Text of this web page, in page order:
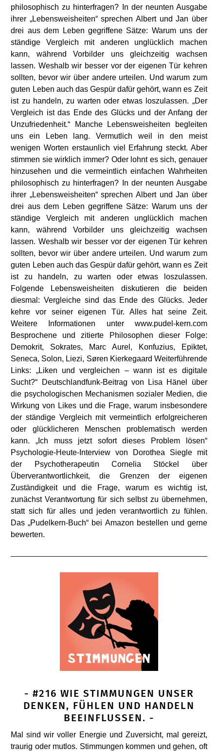
philosophisch zu hinterfragen? In der neunten Ausgabe
ihrer „Lebensweisheiten“ sprechen Albert und Jan über
drei aus dem Leben gegriffene Sätze: Warum uns der
ständige Vergleich mit anderen unglücklich machen
kann, während Vorbilder uns gleichzeitig wachsen
lassen. Weshalb wir besser vor der eigenen Tür kehren
sollten, bevor wir über andere urteilen. Und warum zum
guten Leben auch das Gespür dafür gehört, wann es Zeit
ist zu handeln, zu warten oder etwas loszulassen. „Der
Vergleich ist das Ende des Glücks und der Anfang der
Unzufriedenheit.“ Manche Lebensweisheiten begleiten
uns ein Leben lang. Vermutlich weil in den meist
wenigen Worten erstaunlich viel Erfahrung steckt. Aber
stimmen sie wirklich immer? Oder lohnt es sich, genauer
hinzusehen und die vermeintlich einfachen Wahrheiten
philosophisch zu hinterfragen? In der neunten Ausgabe
ihrer „Lebensweisheiten“ sprechen Albert und Jan über
drei aus dem Leben gegriffene Sätze: Warum uns der
ständige Vergleich mit anderen unglücklich machen
kann, während Vorbilder uns gleichzeitig wachsen
lassen. Weshalb wir besser vor der eigenen Tür kehren
sollten, bevor wir über andere urteilen. Und warum zum
guten Leben auch das Gespür dafür gehört, wann es Zeit
ist zu handeln, zu warten oder etwas loszulassen.
Folgende Lebensweisheiten diskutieren die beiden
diesmal: Vergleiche sind das Ende des Glücks. Jeder
kehre vor seiner eigenen Tür. Alles hat seine Zeit.
Weitere Informationen unter www.pudel-kern.com
Besprochene und zitierte Philosophen dieser Folge:
Demokrit, Sokrates, Marc Aurel, Konfuzius, Epiktet,
Seneca, Solon, Liezi, Søren Kierkegaard Weiterführende
Links: „Liken und vergleichen – wann ist es digitale
Sucht?“ Deutschlandfunk-Beitrag von Lisa Hänel über
die psychologischen Mechanismen sozialer Medien, die
Wirkung von Likes und die Frage, warum insbesondere
der ständige Vergleich mit vermeintlich erfolgreicheren
oder glücklicheren Menschen problematisch werden
kann. „Ich muss jetzt sofort dieses Problem lösen“
Psychologie-Heute-Interview von Dorothea Siegle mit
der Psychotherapeutin Cornelia Stöckel über
Überverantwortlichkeit, die Grenzen der eigenen
Zuständigkeit und die Frage, warum es wichtig ist,
zunächst Verantwortung für sich selbst zu übernehmen,
statt sich für alles und jeden verantwortlich zu fühlen.
Das „Pudelkern-Buch“ bei Amazon bestellen und gerne
bewerten.
- #216 WIE STIMMUNGEN UNSER
DENKEN, FÜHLEN UND HANDELN
BEEINFLUSSEN. -
Mal sind wir voller Energie und Zuversicht, mal gereizt,
traurig oder mutlos. Stimmungen kommen und gehen, oft